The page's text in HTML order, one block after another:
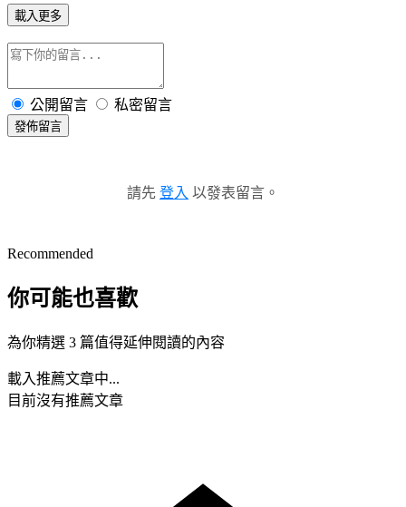
載入更多
公開留言 私密留言
發佈留言
請先 登入 以發表留言。
Recommended
你可能也喜歡
為你精選 3 篇值得延伸閱讀的內容
載入推薦文章中...
目前沒有推薦文章